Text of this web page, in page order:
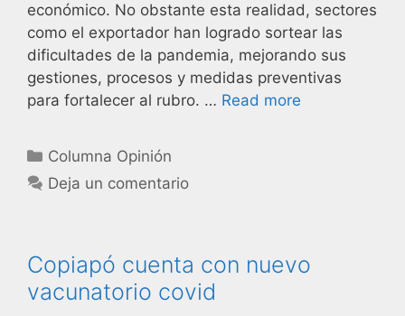
económico. No obstante esta realidad, sectores
como el exportador han logrado sortear las
dificultades de la pandemia, mejorando sus
gestiones, procesos y medidas preventivas
para fortalecer al rubro. … Read more
Columna Opinión
Deja un comentario
Copiapó cuenta con nuevo
vacunatorio covid